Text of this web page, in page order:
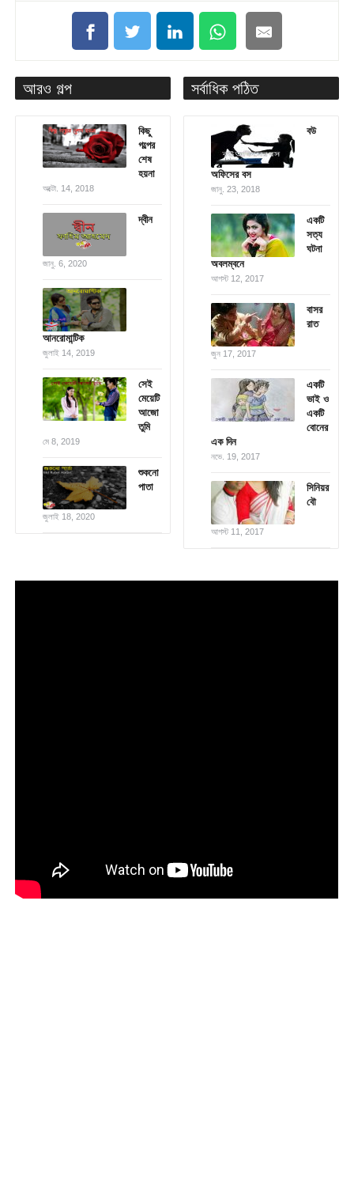
আরও গল্প
কিছু
গল্পের
শেষ
হয়না
অক্টো. 14, 2018
দ্বীন
জানু. 6, 2020
আনরোমান্টিক
জুলাই 14, 2019
সেই
মেয়েটি
আজো
তুমি
মে 8, 2019
শুকনো
পাতা
জুলাই 18, 2020
সর্বাধিক পঠিত
বউ
অফিসের বস
জানু. 23, 2018
একটি
সত্য
ঘটনা
অবলম্বনে
আগস্ট 12, 2017
বাসর
রাত
জুন 17, 2017
একটি
ভাই ও
একটি
বোনের
এক দিন
নভে. 19, 2017
সিনিয়র
বৌ
আগস্ট 11, 2017